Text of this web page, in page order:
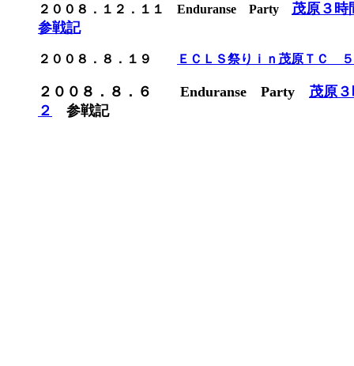
２００８．１２．１１ Enduranse Party 茂原３
参戦記
２００８．８．１９ ＥＣＬＳ祭りｉｎ茂原ＴＣ
２００８．８．６ Enduranse Party 茂原
２
参戦記